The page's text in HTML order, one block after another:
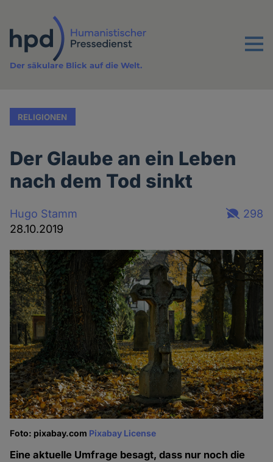
Inhalt
Menu
Der säkulare Blick auf die Welt.
RELIGIONEN
Der Glaube an ein Leben
nach dem Tod sinkt
Hugo Stamm
28.10.2019
298
Foto: pixabay.com Pixabay License
Eine aktuelle Umfrage besagt, dass nur noch die